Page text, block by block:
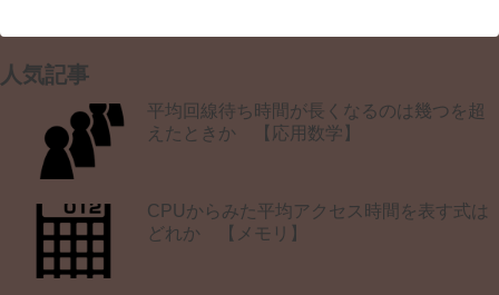
人気記事
平均回線待ち時間が長くなるのは幾つを超
えたときか 【応用数学】
CPUからみた平均アクセス時間を表す式は
どれか 【メモリ】